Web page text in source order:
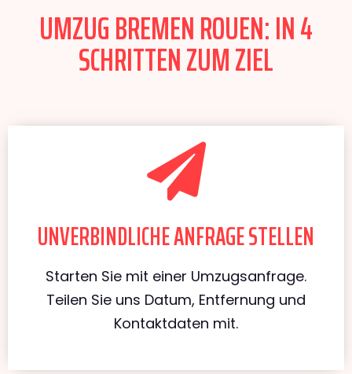
UMZUG BREMEN ROUEN: IN 4
SCHRITTEN ZUM ZIEL
UNVERBINDLICHE ANFRAGE STELLEN
Starten Sie mit einer Umzugsanfrage.
Teilen Sie uns Datum, Entfernung und
Kontaktdaten mit.